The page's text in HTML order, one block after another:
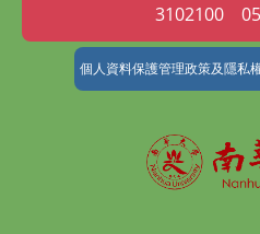
3102100
個人資料保護管理政策及隱私